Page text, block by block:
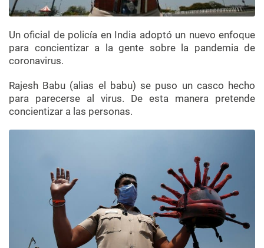
Un oficial de policía en India adoptó un nuevo enfoque
para concientizar a la gente sobre la pandemia de
coronavirus.
Rajesh Babu (alias el babu) se puso un casco hecho
para parecerse al virus. De esta manera pretende
concientizar a las personas.